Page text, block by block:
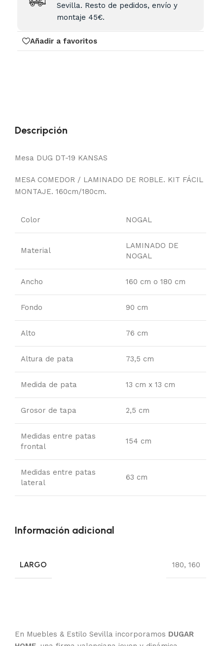
Sevilla. Resto de pedidos, envío y
montaje 45€.
Añadir a favoritos
Descripción
Mesa DUG DT-19 KANSAS
MESA COMEDOR / LAMINADO DE ROBLE. KIT FÁCIL
MONTAJE. 160cm/180cm.
Color NOGAL
Material
LAMINADO DE
NOGAL
Ancho 160 cm o 180 cm
Fondo 90 cm
Alto 76 cm
Altura de pata 73,5 cm
Medida de pata 13 cm x 13 cm
Grosor de tapa 2,5 cm
Medidas entre patas
frontal
154 cm
Medidas entre patas
lateral
63 cm
Información adicional
LARGO 180, 160
En Muebles & Estilo Sevilla incorporamos DUGAR